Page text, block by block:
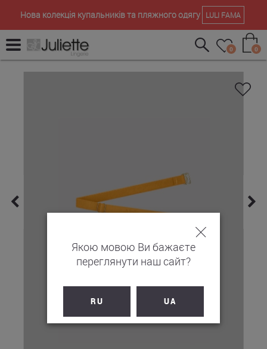
Нова колекція купальників та пляжного одягу LULI FAMA
0 0
Якою мовою Ви бажаєте
переглянути наш сайт?
RU UA